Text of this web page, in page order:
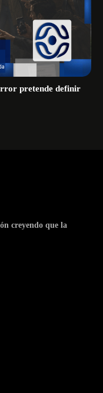
pretende definir
creyendo que la